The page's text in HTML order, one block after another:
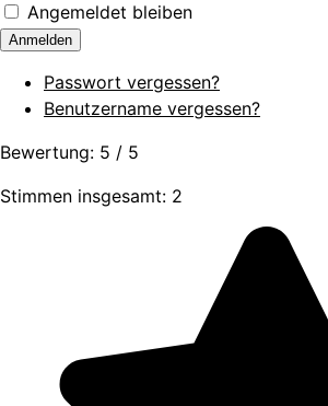
Angemeldet bleiben
Anmelden
Passwort vergessen?
Benutzername vergessen?
Bewertung: 5 / 5
Stimmen insgesamt: 2